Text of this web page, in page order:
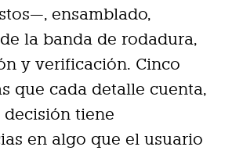
ensamblado,
la banda de rodadura,
y verificación. Cinco
que cada detalle cuenta,
decisión tiene
en algo que el usuario